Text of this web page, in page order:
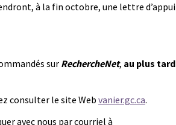
à la fin octobre, une lettre d’appui
sur RechercheNet, au plus tard
consulter le site Web vanier.gc.ca.
avec nous par courriel à